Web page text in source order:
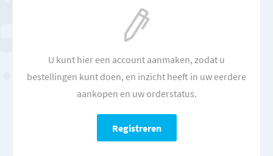
U kunt hier een account aanmaken, zodat u
bestellingen kunt doen, en inzicht heeft in uw eerdere
aankopen en uw orderstatus.